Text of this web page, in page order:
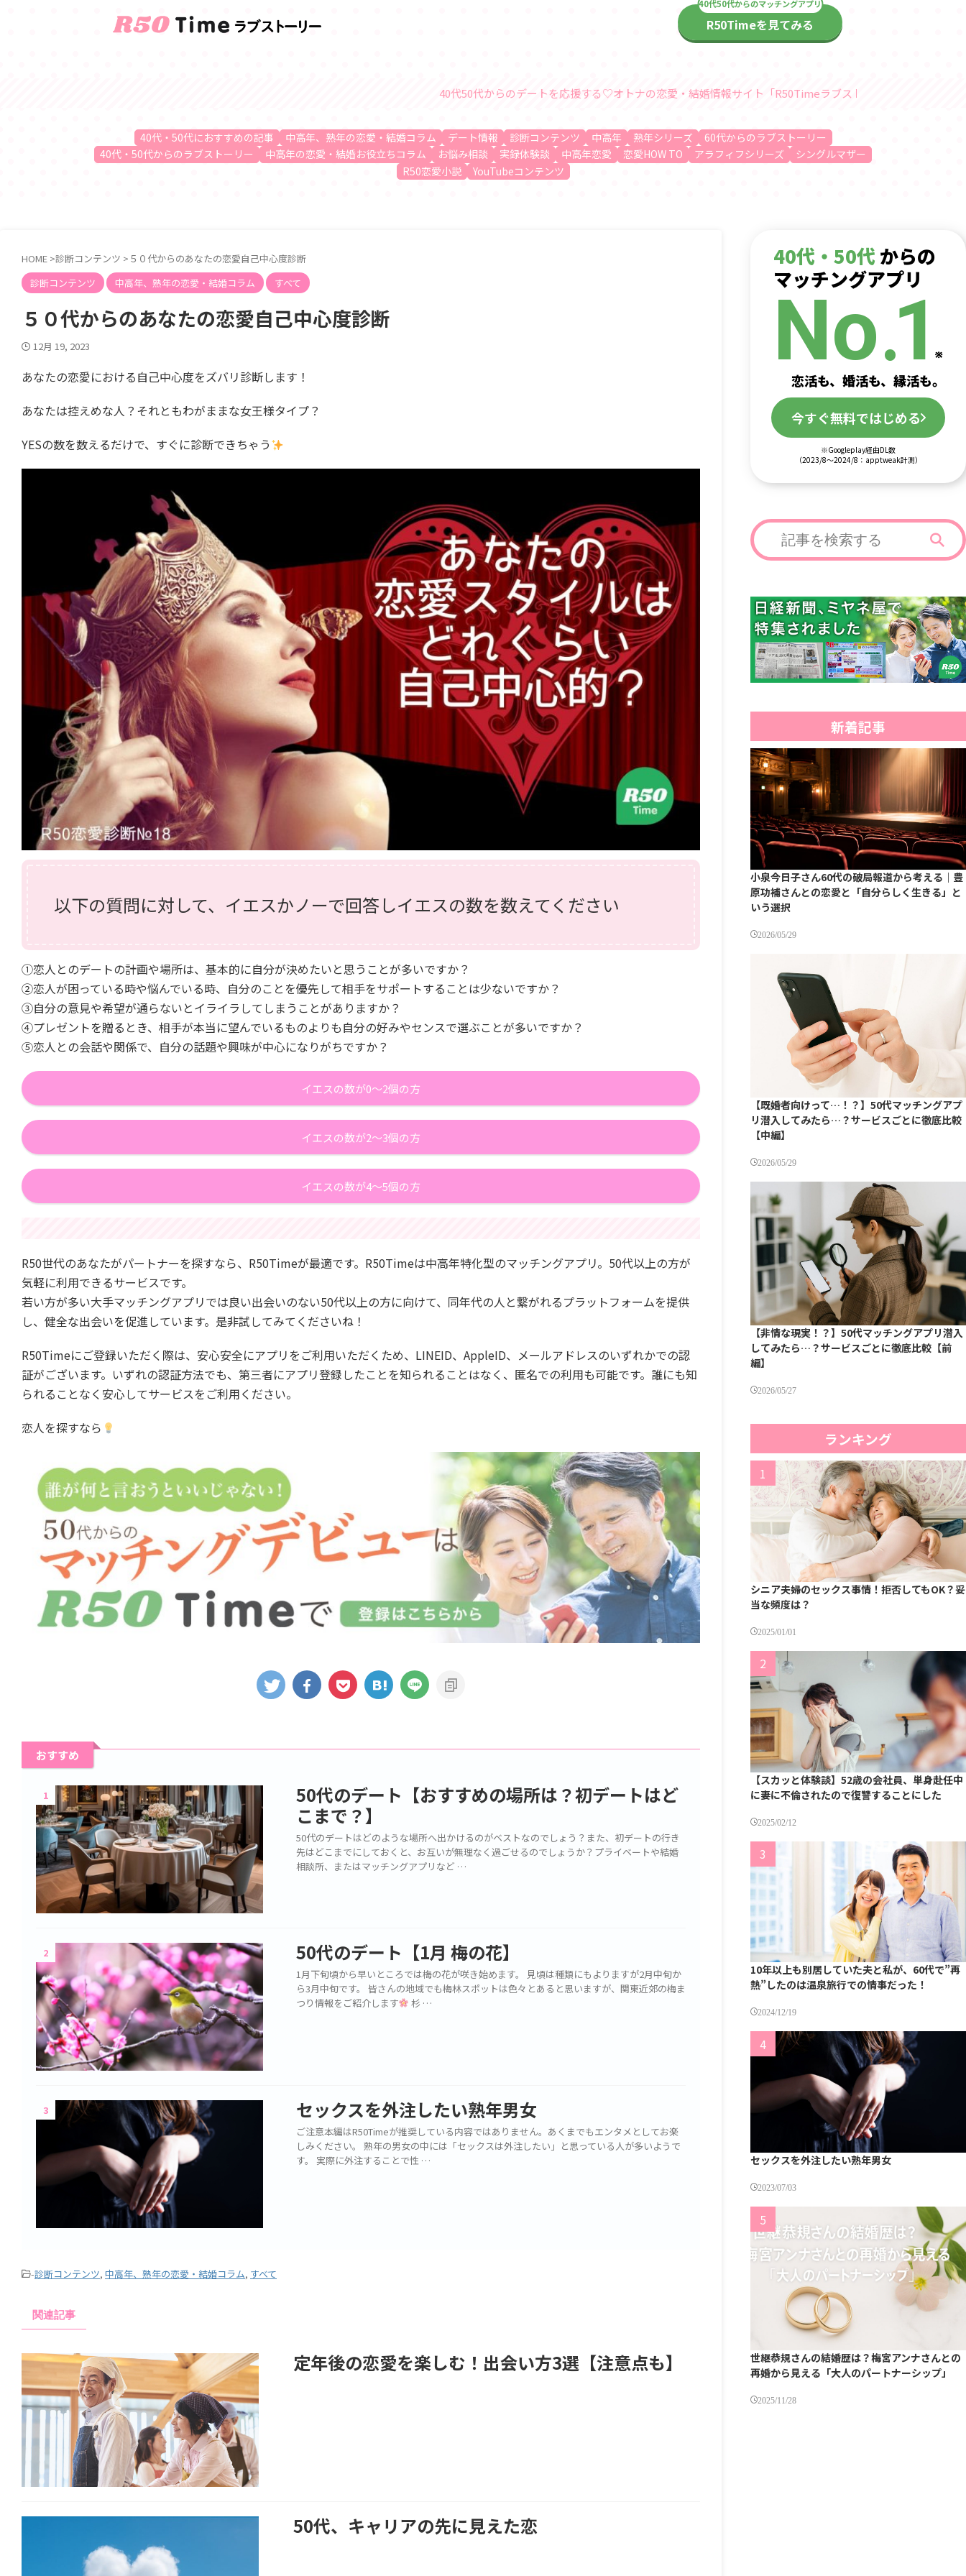
R50Timeを見てみる
40代50代からのデートを応援する♡オトナの恋愛・結婚情報サイト「R50Timeラブストーリー」随時更新中
40代・50代におすすめの記事 中高年、熟年の恋愛・結婚コラム デート情報 診断コンテンツ 中高年 熟年シリーズ
60代からのラブストーリー
40代・50代からのラブストーリー
中高年の恋愛・結婚お役立ちコラム お悩み相談 実録体験談 中高年恋愛 恋愛HOW TO アラフィフシリーズ
シングルマザー
R50恋愛小説
YouTubeコンテンツ
HOME >診断コンテンツ > ５０代からのあなたの恋愛自己中心度診断
診断コンテンツ
中高年、熟年の恋愛・結婚コラム すべて
５０代からのあなたの恋愛自己中心度診断
12月 19, 2023
あなたの恋愛における自己中心度をズバリ診断します！
あなたは控えめな人？それともわがままな女王様タイプ？
YESの数を数えるだけで、すぐに診断できちゃう
以下の質問に対して、イエスかノーで回答しイエスの数を数えてください
①恋人とのデートの計画や場所は、基本的に自分が決めたいと思うことが多いですか？
②恋人が困っている時や悩んでいる時、自分のことを優先して相手をサポートすることは少ないですか？
③自分の意見や希望が通らないとイライラしてしまうことがありますか？
④プレゼントを贈るとき、相手が本当に望んでいるものよりも自分の好みやセンスで選ぶことが多いですか？
⑤恋人との会話や関係で、自分の話題や興味が中心になりがちですか？
イエスの数が0～2個の方
イエスの数が2～3個の方
イエスの数が4～5個の方
R50世代のあなたがパートナーを探すなら、R50Timeが最適です。R50Timeは中高年特化型のマッチングアプリ。50代以上の方が
気軽に利用できるサービスです。
若い方が多い大手マッチングアプリでは良い出会いのない50代以上の方に向けて、同年代の人と繋がれるプラットフォームを提供
し、健全な出会いを促進しています。是非試してみてくださいね！
R50Timeにご登録いただく際は、安心安全にアプリをご利用いただくため、LINEID、AppleID、メールアドレスのいずれかでの認
証がございます。いずれの認証方法でも、第三者にアプリ登録したことを知られることはなく、匿名での利用も可能です。誰にも知
られることなく安心してサービスをご利用ください。
恋人を探すなら
おすすめ
1
50代のデート【おすすめの場所は？初デートはど
こまで？】
50代のデートはどのような場所へ出かけるのがベストなのでしょう？また、初デートの行き
先はどこまでにしておくと、お互いが無理なく過ごせるのでしょうか？プライベートや結婚
相談所、またはマッチングアプリなど …
2 50代のデート【1月 梅の花】
1月下旬頃から早いところでは梅の花が咲き始めます。 見頃は種類にもよりますが2月中旬か
ら3月中旬です。 皆さんの地域でも梅林スポットは色々とあると思いますが、関東近郊の梅ま
つり情報をご紹介します
杉 …
3 セックスを外注したい熟年男女
ご注意本編はR50Timeが推奨している内容ではありません。あくまでもエンタメとしてお楽
しみください。 熟年の男女の中には「セックスは外注したい」と思っている人が多いようで
す。 実際に外注することで性 …
-診断コンテンツ, 中高年、熟年の恋愛・結婚コラム, すべて
関連記事
定年後の恋愛を楽しむ！出会い方3選【注意点も】
50代、キャリアの先に見えた恋
40代・50代 からの
マッチングアプリ
No.1
恋活も、婚活も、縁活も。
今すぐ無料ではじめる
※Googleplay経由DL数
（2023/8～2024/8：apptweak計測）
新着記事
小泉今日子さん60代の破局報道から考える｜豊
原功補さんとの恋愛と「自分らしく生きる」と
いう選択
2026/05/29
【既婚者向けって…！？】50代マッチングアプ
リ潜入してみたら…？サービスごとに徹底比較
【中編】
2026/05/29
【非情な現実！？】50代マッチングアプリ潜入
してみたら…？サービスごとに徹底比較【前
編】
2026/05/27
ランキング
シニア夫婦のセックス事情！拒否してもOK？妥
当な頻度は？
2025/01/01
【スカッと体験談】52歳の会社員、単身赴任中
に妻に不倫されたので復讐することにした
2025/02/12
10年以上も別居していた夫と私が、60代で”再
熱”したのは温泉旅行での情事だった！
2024/12/19
セックスを外注したい熟年男女
2023/07/03
世継恭規さんの結婚歴は？梅宮アンナさんとの
再婚から見える「大人のパートナーシップ」
2025/11/28